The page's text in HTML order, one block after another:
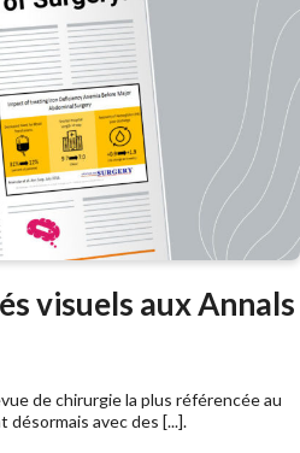
visuels aux Annals
de chirurgie la plus référencée au
désormais avec des [...].